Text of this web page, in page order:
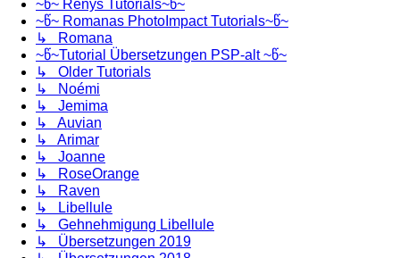
~წ~ Renys Tutorials~წ~
~წ~ Romanas PhotoImpact Tutorials~წ~
↳ Romana
~წ~Tutorial Übersetzungen PSP-alt ~წ~
↳ Older Tutorials
↳ Noémi
↳ Jemima
↳ Auvian
↳ Arimar
↳ Joanne
↳ RoseOrange
↳ Raven
↳ Libellule
↳ Gehnehmigung Libellule
↳ Übersetzungen 2019